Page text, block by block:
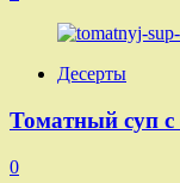
Десерты
Томатный суп с
0